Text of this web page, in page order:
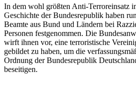
In dem wohl größten Anti-Terroreinsatz
Geschichte der Bundesrepublik haben
Beamte aus Bund und Ländern bei
Personen festgenommen. Die
wirft ihnen vor, eine terroristische
gebildet zu haben, um die
Ordnung der Bundesrepublik
beseitigen.